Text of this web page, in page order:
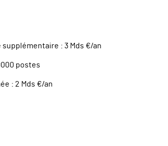
: 3 Mds €/an
postes
: 2 Mds €/an